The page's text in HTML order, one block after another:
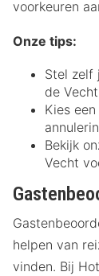
voorkeuren
Onze tips:
Stel zelf
de
Kies
Bekijk
Vecht
helpen van
vinden. Bij